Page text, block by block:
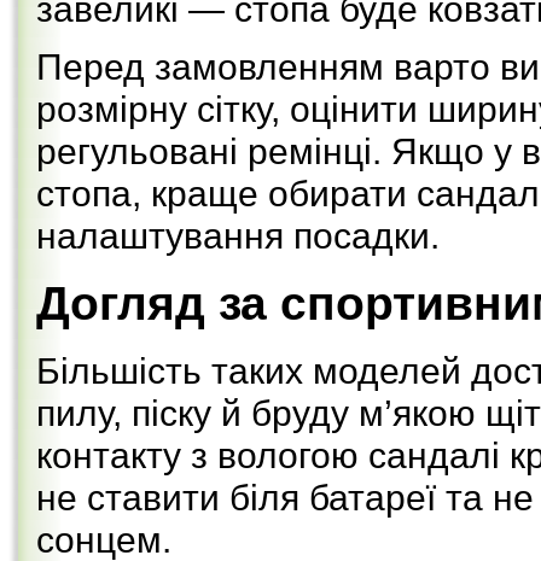
Перед замовленням варто
розмірну сітку, оцінити
регульовані ремінці. Якщо
стопа, краще обирати
налаштування посадки.
Догляд за
Більшість таких моделей
пилу, піску й бруду м’якою
контакту з вологою
не ставити біля батареї та
сонцем.